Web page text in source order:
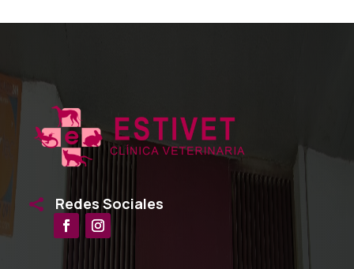
 Redes Sociales